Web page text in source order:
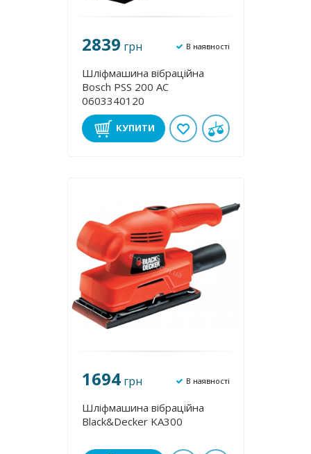
2839 грн В наявності
Шліфмашина вібраційна
Bosch PSS 200 AC
0603340120
КУПИТИ
1694 грн В наявності
Шліфмашина вібраційна
Black&Decker KA300